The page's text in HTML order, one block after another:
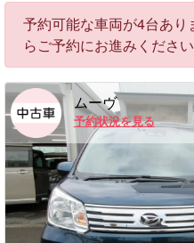
予約可能な車両が4台あ
らご予約にお進みください
ムーヴ
予約状況を見る